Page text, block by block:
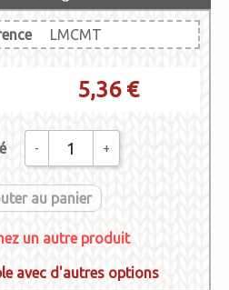
LMCMT
5,36 €
- +
au panier
un autre produit
avec d'autres options